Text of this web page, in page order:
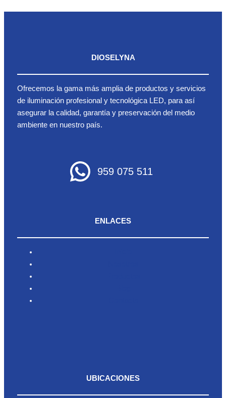
DIOSELYNA
Ofrecemos la gama más amplia de productos y servicios
de iluminación profesional y tecnológica LED, para así
asegurar la calidad, garantía y preservación del medio
ambiente en nuestro país.
959 075 511
ENLACES
UBICACIONES